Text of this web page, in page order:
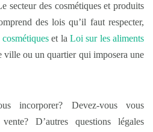
secteur des cosmétiques et produits
des lois qu’il faut respecter,
et la Loi sur les aliments
ville ou un quartier qui imposera une
incorporer? Devez-vous vous
D’autres questions légales